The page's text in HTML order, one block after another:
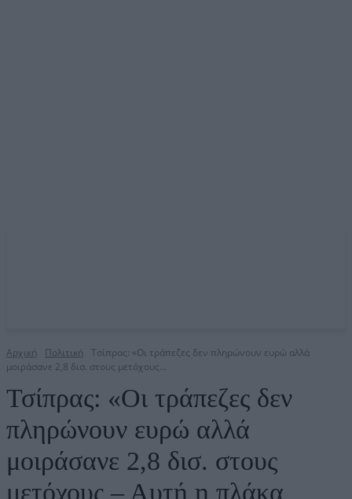
Αρχική Πολιτική
Τσίπρας: «Οι τράπεζες δεν πληρώνουν ευρώ αλλά
μοιράσανε 2,8 δισ. στους μετόχους...
Τσίπρας: «Οι τράπεζες δεν
πληρώνουν ευρώ αλλά
μοιράσανε 2,8 δισ. στους
μετόχους – Αυτή η πλάκα